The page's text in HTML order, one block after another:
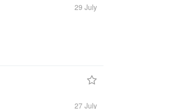
29 July
27 July